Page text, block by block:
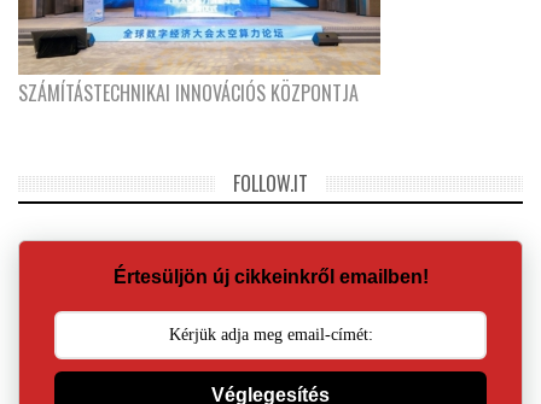
SZÁMÍTÁSTECHNIKAI INNOVÁCIÓS KÖZPONTJA
FOLLOW.IT
Értesüljön új cikkeinkről emailben!
Véglegesítés